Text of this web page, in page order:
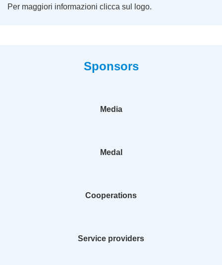
Per maggiori informazioni clicca sul logo.
Sponsors
Media
Medal
Cooperations
Service providers